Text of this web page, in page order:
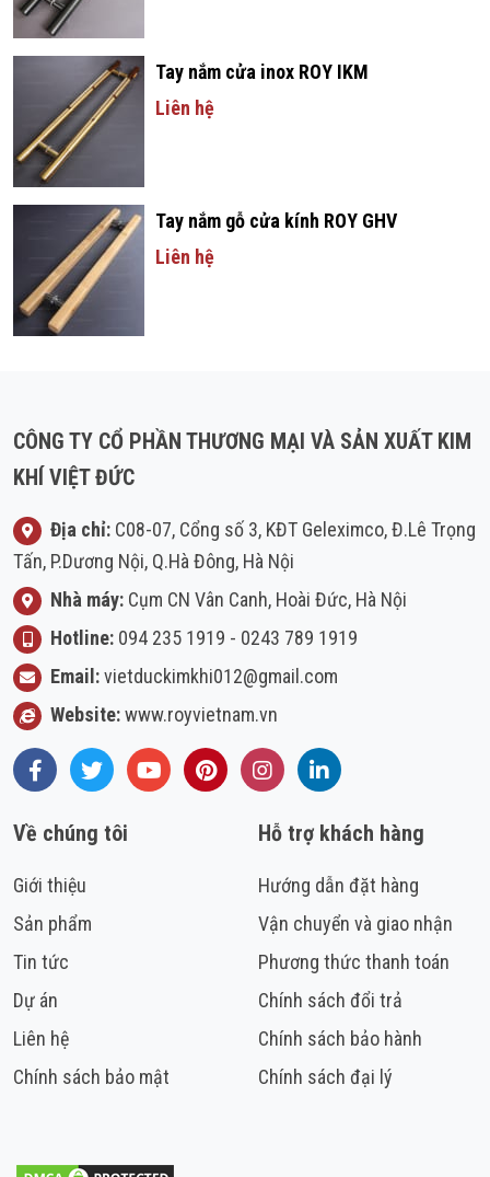
Tay nắm cửa inox ROY IKM
Liên hệ
Tay nắm gỗ cửa kính ROY GHV
Liên hệ
CÔNG TY CỔ PHẦN THƯƠNG MẠI VÀ SẢN XUẤT KIM
KHÍ VIỆT ĐỨC
Địa chỉ: C08-07, Cổng số 3, KĐT Geleximco, Đ.Lê Trọng
Tấn, P.Dương Nội, Q.Hà Đông, Hà Nội
Nhà máy: Cụm CN Vân Canh, Hoài Đức, Hà Nội
Hotline: 094 235 1919 - 0243 789 1919
Email:vietduckimkhi012@gmail.com
Website:www.royvietnam.vn
FacebookTwitterYoutubePinterestInstagramLinkedIn
Về chúng tôi
Giới thiệu
Sản phẩm
Tin tức
Dự án
Liên hệ
Chính sách bảo mật
Hỗ trợ khách hàng
Hướng dẫn đặt hàng
Vận chuyển và giao nhận
Phương thức thanh toán
Chính sách đổi trả
Chính sách bảo hành
Chính sách đại lý